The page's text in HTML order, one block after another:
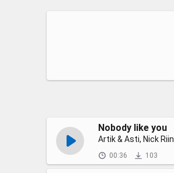
Nobody like you
Artik & Asti, Nick Riin
00:36 103